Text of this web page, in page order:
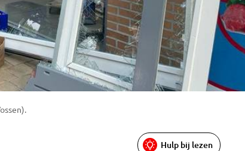
Hulp bij lezen